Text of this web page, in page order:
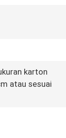
karton
atau sesuai